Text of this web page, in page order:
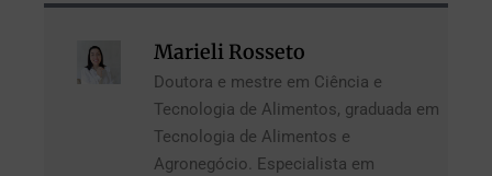
Marieli Rosseto
Doutora e mestre em Ciência e
Tecnologia de Alimentos, graduada em
Tecnologia de Alimentos e
Agronegócio. Especialista em